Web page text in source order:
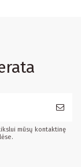
mūsų kontaktinę